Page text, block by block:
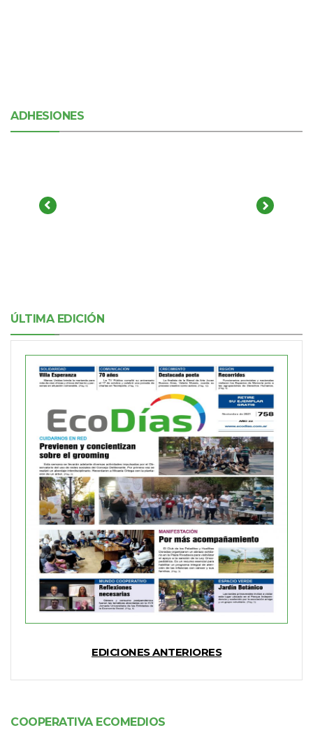
ADHESIONES
ÚLTIMA EDICIÓN
EDICIONES ANTERIORES
COOPERATIVA ECOMEDIOS